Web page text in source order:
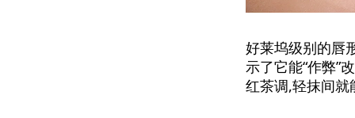
好莱坞级别的唇
示了它能“作弊”
红茶调,轻抹间